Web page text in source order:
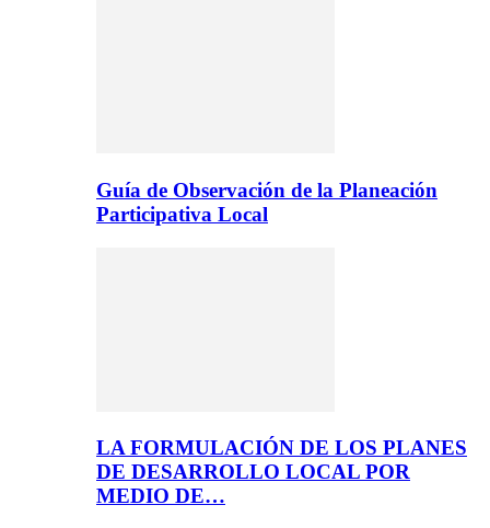
Guía de Observación de la Planeación
Participativa Local
LA FORMULACIÓN DE LOS PLANES
DE DESARROLLO LOCAL POR
MEDIO DE…